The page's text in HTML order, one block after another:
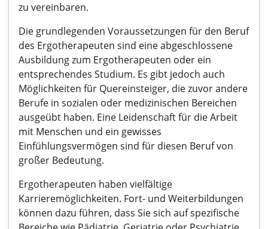
zu vereinbaren.
Die grundlegenden Voraussetzungen für den Beruf
des Ergotherapeuten sind eine abgeschlossene
Ausbildung zum Ergotherapeuten oder ein
entsprechendes Studium. Es gibt jedoch auch
Möglichkeiten für Quereinsteiger, die zuvor andere
Berufe in sozialen oder medizinischen Bereichen
ausgeübt haben. Eine Leidenschaft für die Arbeit
mit Menschen und ein gewisses
Einfühlungsvermögen sind für diesen Beruf von
großer Bedeutung.
Ergotherapeuten haben vielfältige
Karrieremöglichkeiten. Fort- und Weiterbildungen
können dazu führen, dass Sie sich auf spezifische